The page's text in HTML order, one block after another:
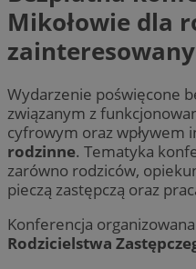
Mikołowie dla
Wydarzenie poświęcone
związanym z
cyfrowym oraz wpływem
rodzinne. Tematyka
zarówno rodziców,
pieczą zastępczą oraz
Konferencja
Rodzicielstwa